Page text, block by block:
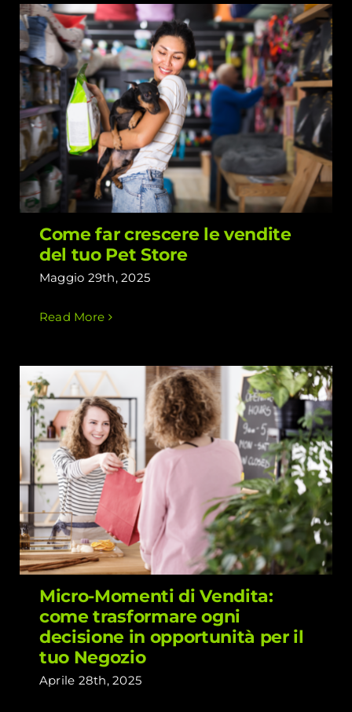
Come far crescere le vendite del tuo
Pet Store
Come far crescere le vendite
del tuo Pet Store
Maggio 29th, 2025
Read More
Micro-Momenti di Vendita: come
trasformare ogni decisione in
opportunità per il tuo Negozio
Micro-Momenti di Vendita:
come trasformare ogni
decisione in opportunità per il
tuo Negozio
Aprile 28th, 2025